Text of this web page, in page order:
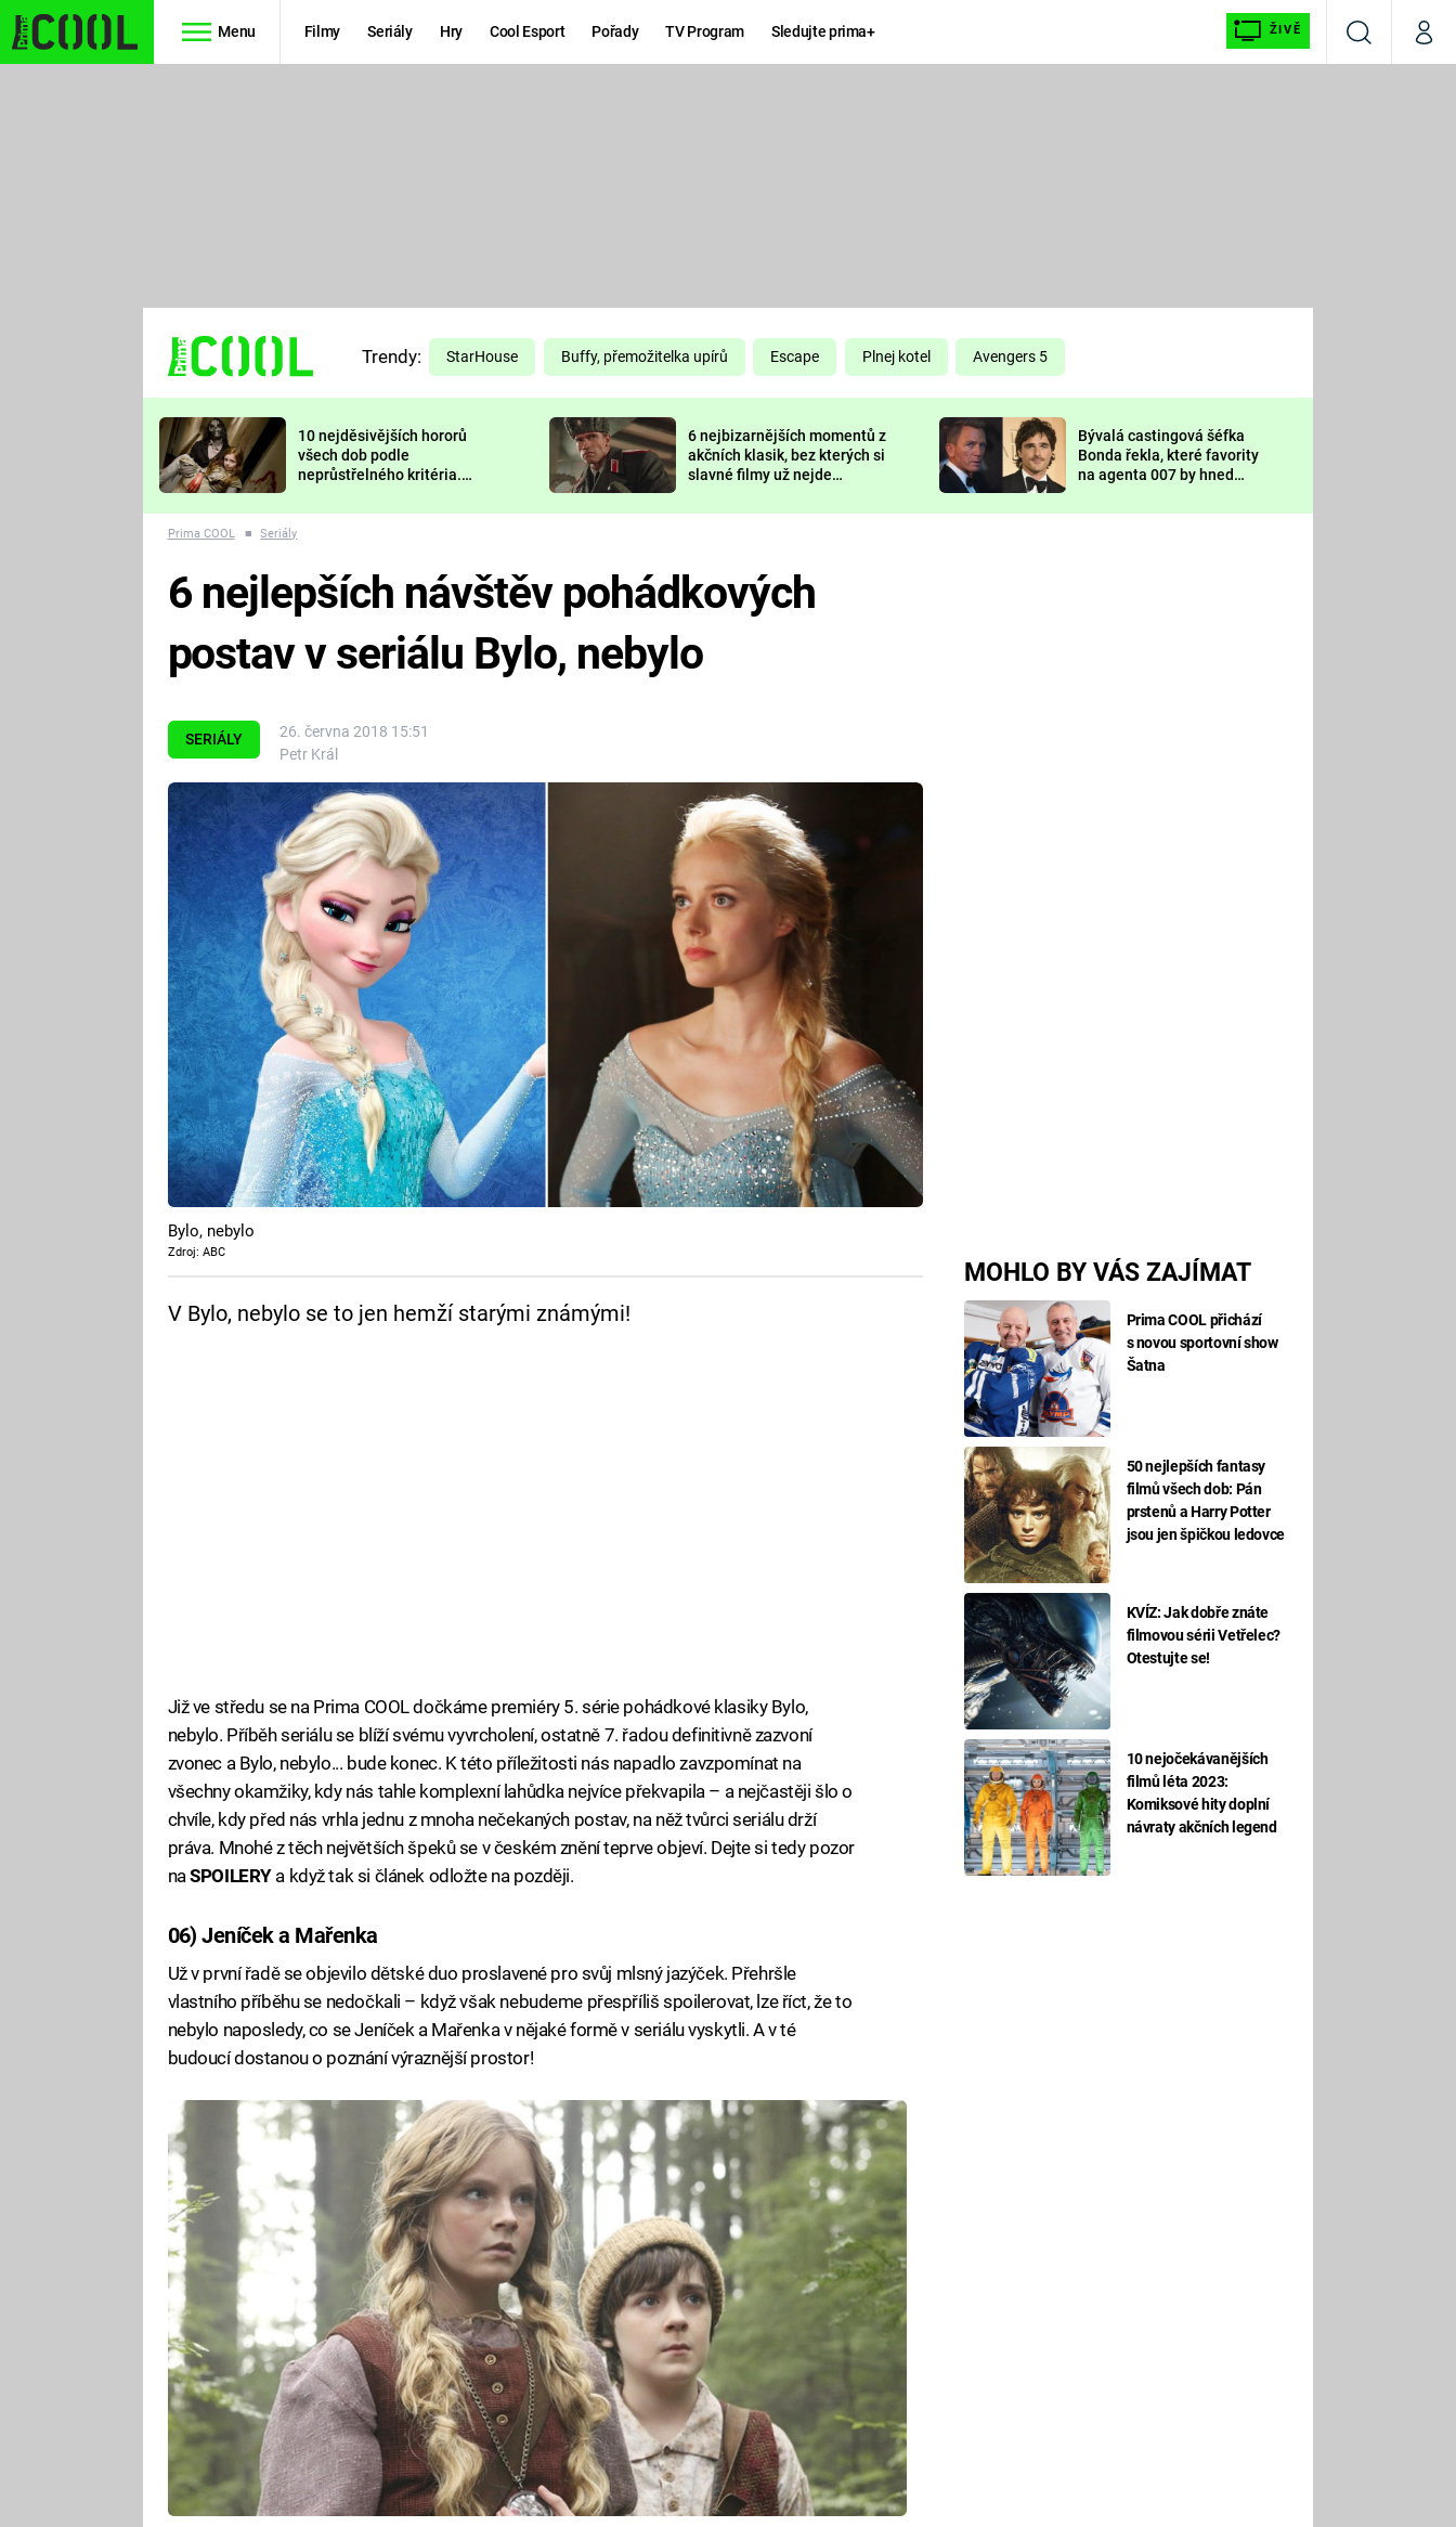
Menu Filmy Seriály Hry Cool Esport Pořady TV Program Sledujte prima+ ŽIVĚ
VyhledáváníMůj
TŘESKU
FUTURAMA
PREDÁTOR
DELIVERANCE
KOMEDIE
CHUCK
NORRIS
DEADPOOL
Prima LAJK
Sledujte nás
Trendy: StarHouse Buffy, přemožitelka upírů Escape Plnej kotel Avengers 5
10 nejděsivějších hororů
všech dob podle
neprůstřelného kritéria.
nejvíc zvednou tep?
6 nejbizarnějších momentů z
akčních klasik, bez kterých si
slavné filmy už nejde
Bývalá castingová šéfka
Bonda řekla, které favority
na agenta 007 by hned
Prima COOL ■ Seriály
SERIÁLY
26. června 2018 15:51
Petr Král
MOHLO BY VÁS ZAJÍMAT
Prima COOL přichází
s novou sportovní show
Šatna
50 nejlepších fantasy
filmů všech dob: Pán
prstenů a Harry Potter
jsou jen špičkou ledovce
KVÍZ: Jak dobře znáte
filmovou sérii Vetřelec?
Otestujte se!
10 nejočekávanějších
filmů léta 2023:
Komiksové hity doplní
návraty akčních legend
6 nejlepších návštěv pohádkových
postav v seriálu Bylo, nebylo
Bylo, nebylo
Zdroj: ABC
V Bylo, nebylo se to jen hemží starými známými!
Již ve středu se na Prima COOL dočkáme premiéry 5. série pohádkové klasiky Bylo,
nebylo. Příběh seriálu se blíží svému vyvrcholení, ostatně 7. řadou definitivně zazvoní
zvonec a Bylo, nebylo... bude konec. K této příležitosti nás napadlo zavzpomínat na
všechny okamžiky, kdy nás tahle komplexní lahůdka nejvíce překvapila – a nejčastěji šlo o
chvíle, kdy před nás vrhla jednu z mnoha nečekaných postav, na něž tvůrci seriálu drží
práva. Mnohé z těch největších špeků se v českém znění teprve objeví. Dejte si tedy pozor
naSPOILERYa když tak si článek odložte na později.
06) Jeníček a Mařenka
Už v první řadě se objevilo dětské duo proslavené pro svůj mlsný jazýček. Přehršle
vlastního příběhu se nedočkali – když však nebudeme přespříliš spoilerovat, lze říct, že to
nebylo naposledy, co se Jeníček a Mařenka v nějaké formě v seriálu vyskytli. A v té
budoucí dostanou o poznání výraznější prostor!